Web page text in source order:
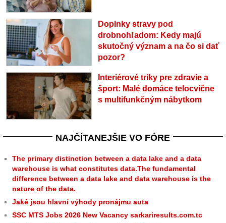
Doplnky stravy pod
drobnohľadom: Kedy majú
skutočný význam a na čo si dať
pozor?
Interiérové triky pre zdravie a
šport: Malé domáce telocvične
s multifunkčným nábytkom
NAJČÍTANEJŠIE VO FÓRE
The primary distinction between a data lake and a data
warehouse is what constitutes data.The fundamental
difference between a data lake and data warehouse is the
nature of the data.
Jaké jsou hlavní výhody pronájmu auta
SSC MTS Jobs 2026 New Vacancy sarkariresults.com.tc